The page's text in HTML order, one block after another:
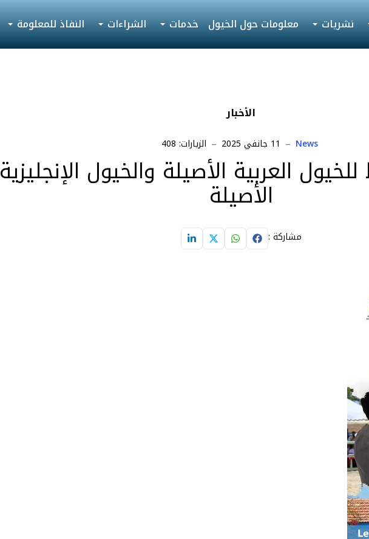
نشريات معلومات حول الخيول خدمات الشراءات النفاذ للمعلومة
الأخبار
News 11 جانفي 2025 الزيارات: 408
العربية الأصيلة والخيول الإنجليزية
الأصيلة
مشاركة :